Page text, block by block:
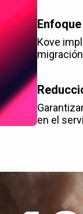
Kove
en el